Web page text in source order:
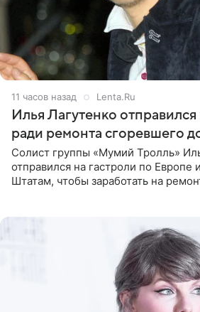
11 часов назад Lenta.Ru
Илья Лагутенко отправился
ради ремонта сгоревшего
Солист группы «Мумий Тролль»
отправился на гастроли по
Штатам, чтобы заработать на